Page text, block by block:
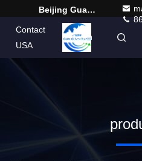
Beijing Guangtian Runze Technology Co., Ltd.
Contact
USA
French